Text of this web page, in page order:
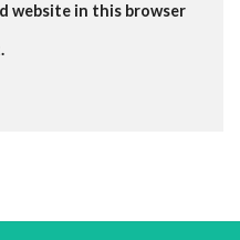
website in this browser